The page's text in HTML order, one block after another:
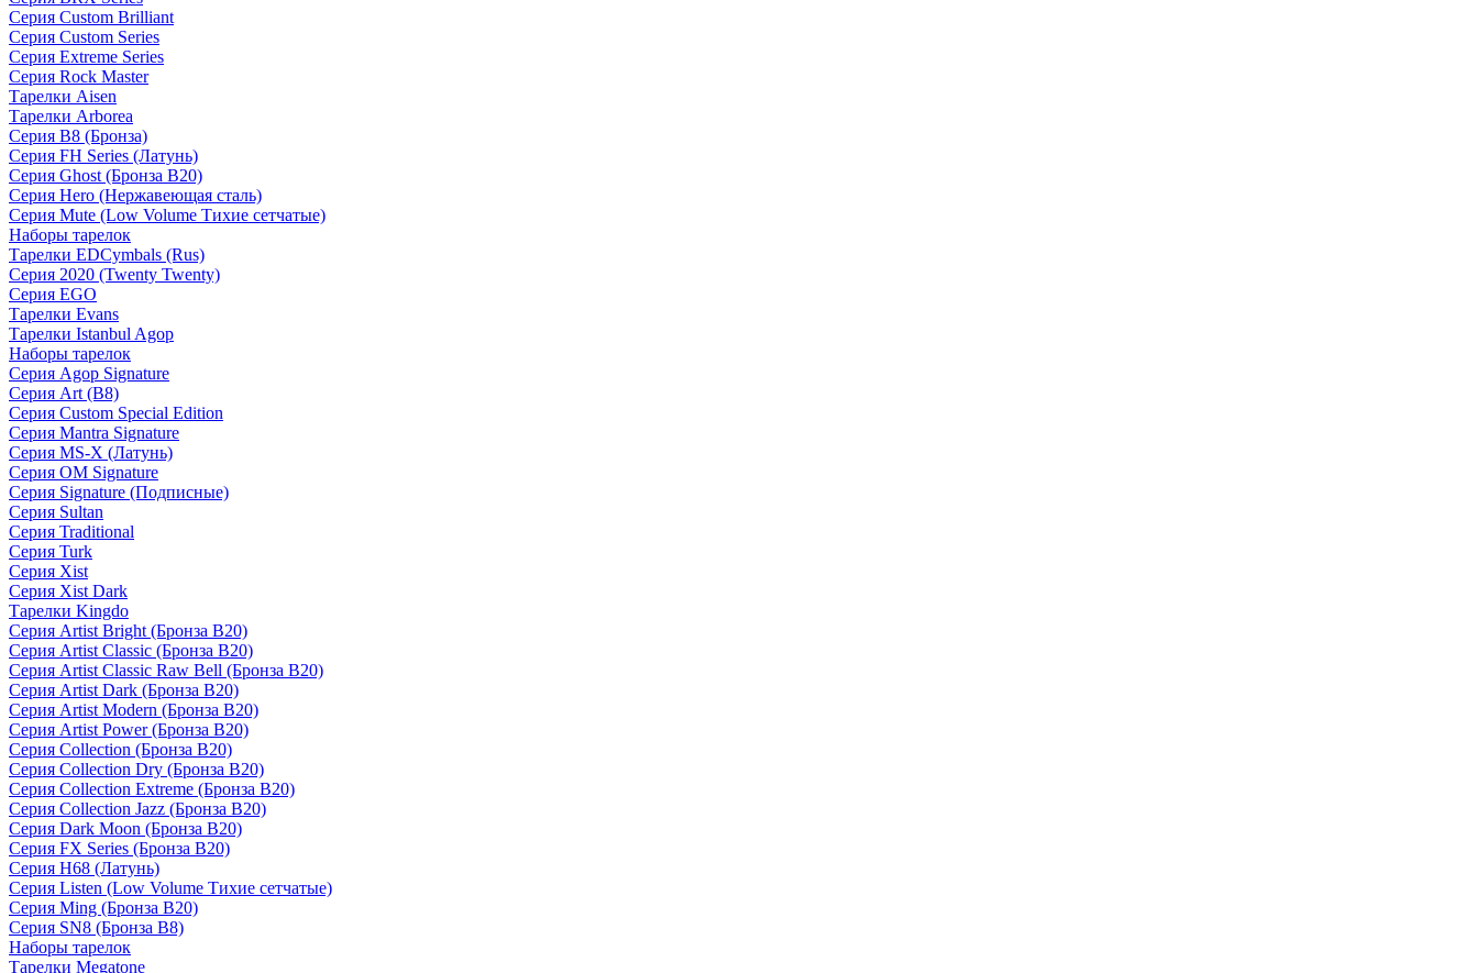
Серия Custom Brilliant
Серия Custom Series
Серия Extreme Series
Серия Rock Master
Тарелки Aisen
Тарелки Arborea
Серия B8 (Бронза)
Серия FH Series (Латунь)
Серия Ghost (Бронза B20)
Серия Hero (Нержавеющая сталь)
Серия Mute (Low Volume Тихие сетчатые)
Наборы тарелок
Тарелки EDCymbals (Rus)
Серия 2020 (Twenty Twenty)
Серия EGO
Тарелки Evans
Тарелки Istanbul Agop
Наборы тарелок
Серия Agop Signature
Серия Art (B8)
Серия Custom Special Edition
Серия Mantra Signature
Серия MS-X (Латунь)
Серия OM Signature
Серия Signature (Подписные)
Серия Sultan
Серия Traditional
Серия Turk
Серия Xist
Серия Xist Dark
Тарелки Kingdo
Серия Artist Bright (Бронза B20)
Серия Artist Classic (Бронза B20)
Серия Artist Classic Raw Bell (Бронза B20)
Серия Artist Dark (Бронза B20)
Серия Artist Modern (Бронза B20)
Серия Artist Power (Бронза B20)
Серия Collection (Бронза B20)
Серия Collection Dry (Бронза B20)
Серия Collection Extreme (Бронза B20)
Серия Collection Jazz (Бронза B20)
Серия Dark Moon (Бронза B20)
Серия FX Series (Бронза B20)
Серия H68 (Латунь)
Серия Listen (Low Volume Тихие сетчатые)
Серия Ming (Бронза B20)
Серия SN8 (Бронза B8)
Наборы тарелок
Тарелки Megatone